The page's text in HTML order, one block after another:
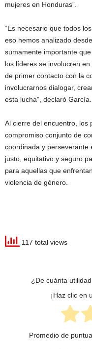
mujeres en Honduras”.
“Es necesario que todos
eso hemos analizado
sumamente importante
los líderes se involucren
de primer contacto con la
involucrarnos dialogar,
esta lucha”, declaró García.
Al cierre del encuentro, los
compromiso conjunto de
coordinada y perseverante
justo, equitativo y seguro
para aquellas que
violencia de género.
117 total views
¿De cuánta
¡Haz clic en
Promedio de